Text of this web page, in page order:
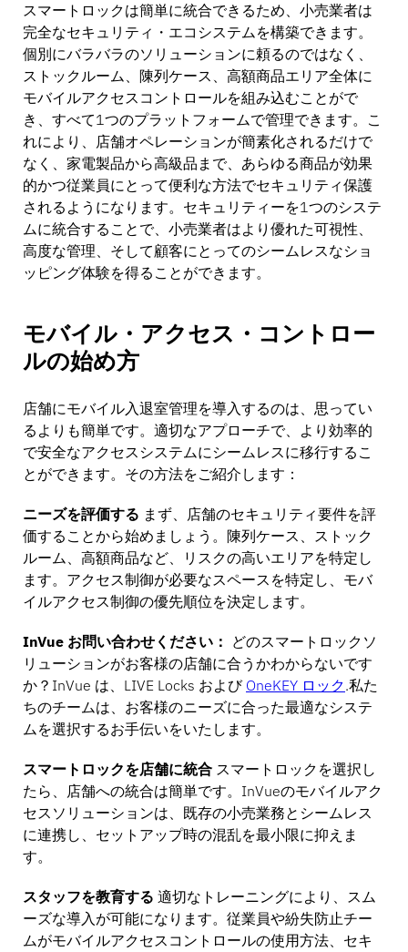
スマートロックは簡単に統合できるため、小売業者は
完全なセキュリティ・エコシステムを構築できます。
個別にバラバラのソリューションに頼るのではなく、
ストックルーム、陳列ケース、高額商品エリア全体に
モバイルアクセスコントロールを組み込むことがで
き、すべて1つのプラットフォームで管理できます。こ
れにより、店舗オペレーションが簡素化されるだけで
なく、家電製品から高級品まで、あらゆる商品が効果
的かつ従業員にとって便利な方法でセキュリティ保護
されるようになります。セキュリティーを1つのシステ
ムに統合することで、小売業者はより優れた可視性、
高度な管理、そして顧客にとってのシームレスなショ
ッピング体験を得ることができます。
モバイル・アクセス・コントロー
ルの始め方
店舗にモバイル入退室管理を導入するのは、思ってい
るよりも簡単です。適切なアプローチで、より効率的
で安全なアクセスシステムにシームレスに移行するこ
とができます。その方法をご紹介します：
ニーズを評価する まず、店舗のセキュリティ要件を評
価することから始めましょう。陳列ケース、ストック
ルーム、高額商品など、リスクの高いエリアを特定し
ます。アクセス制御が必要なスペースを特定し、モバ
イルアクセス制御の優先順位を決定します。
InVue お問い合わせください： どのスマートロックソ
リューションがお客様の店舗に合うかわからないです
か？InVue は、LIVE Locks および OneKEY ロック.私た
ちのチームは、お客様のニーズに合った最適なシステ
ムを選択するお手伝いをいたします。
スマートロックを店舗に統合 スマートロックを選択し
たら、店舗への統合は簡単です。InVueのモバイルアク
セスソリューションは、既存の小売業務とシームレス
に連携し、セットアップ時の混乱を最小限に抑えま
す。
スタッフを教育する 適切なトレーニングにより、スム
ーズな導入が可能になります。従業員や紛失防止チー
ムがモバイルアクセスコントロールの使用方法、セキ